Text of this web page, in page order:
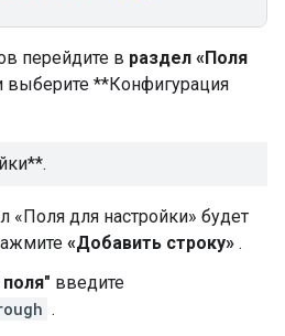
перейдите в раздел «Поля
выберите **Конфигурация
«Поля для настройки» будет
«Добавить строку» .
введите
.